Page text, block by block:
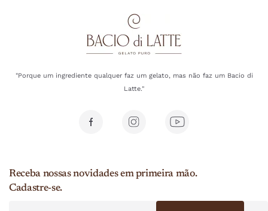
"Porque um ingrediente qualquer faz um gelato, mas não faz um Bacio di
Latte."
Receba nossas novidades em primeira mão.
Cadastre-se.